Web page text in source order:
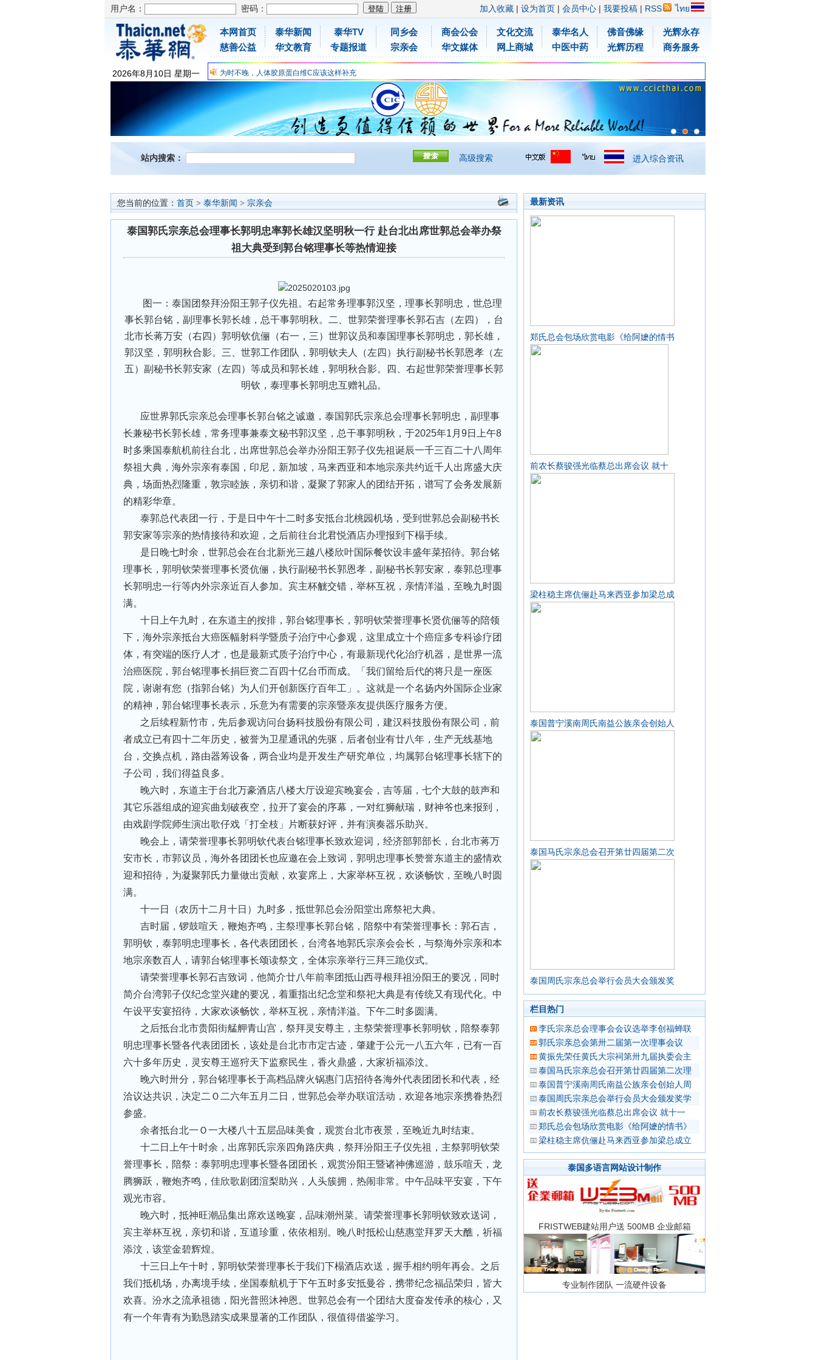
用户名： 密码： 加入收藏 | 设为首页 | 会员中心 | 我要投稿 | RSS ไทย
2026年8月 10日 星期一
本网首页
慈善公益
泰华新闻
华文教育
泰华TV
专题报道
同乡会
宗亲会
商会公会
华文媒体
文化交流
网上商城
泰华名人
中医中药
佛音佛缘
光辉历程
光辉永存
商务服务
为时不晚，人体胶原蛋白维C应该这样补充
关爱儿童健康，免费领取日本原装尤妮佳超立体儿童防飞沫口罩
抗击疫情：每天一瓶增强自身免疫力！
为时不晚，人体胶原蛋白维C应该这样补充
关爱儿童健康，免费领取日本原装尤妮佳超立体儿童防飞沫口罩
抗击疫情：每天一瓶增强自身免疫力！
站内搜索： 高级搜索 进入综合资讯
您当前的位置： 首页 > 泰华新闻 > 宗亲会
泰国郭氏宗亲总会理事长郭明忠率郭长雄汉坚明秋一行 赴台北出席世郭总会举办祭
祖大典受到郭台铭理事长等热情迎接
图一：泰国团祭拜汾阳王郭子仪先祖。右起常务理事郭汉坚，理事长郭明忠，世总理
事长郭台铭，副理事长郭长雄，总干事郭明秋。二、世郭荣誉理事长郭石吉（左四），台
北市长蒋万安（右四）郭明钦伉俪（右一，三）世郭议员和泰国理事长郭明忠，郭长雄，
郭汉坚，郭明秋合影。三、世郭工作团队，郭明钦夫人（左四）执行副秘书长郭恩孝（左
五）副秘书长郭安家（左四）等成员和郭长雄，郭明秋合影。四、右起世郭荣誉理事长郭
明钦，泰理事长郭明忠互赠礼品。
应世界郭氏宗亲总会理事长郭台铭之诚邀，泰国郭氏宗亲总会理事长郭明忠，副理事
长兼秘书长郭长雄，常务理事兼泰文秘书郭汉坚，总干事郭明秋，于2025年1月9日上午8
时多乘国泰航机前往台北，出席世郭总会举办汾阳王郭子仪先祖诞辰一千三百二十八周年
祭祖大典，海外宗亲有泰国，印尼，新加坡，马来西亚和本地宗亲共约近千人出席盛大庆
典，场面热烈隆重，敦宗睦族，亲切和谐，凝聚了郭家人的团结开拓，谱写了会务发展新
的精彩华章。
泰郭总代表团一行，于是日中午十二时多安抵台北桃园机场，受到世郭总会副秘书长
郭安家等宗亲的热情接待和欢迎，之后前往台北君悦酒店办理报到下榻手续。
是日晚七时余，世郭总会在台北新光三越八楼欣叶国际餐饮设丰盛年菜招待。郭台铭
理事长，郭明钦荣誉理事长贤伉俪，执行副秘书长郭恩孝，副秘书长郭安家，泰郭总理事
长郭明忠一行等内外宗亲近百人参加。宾主杯觥交错，举杯互祝，亲情洋溢，至晚九时圆
满。
十日上午九时，在东道主的按排，郭台铭理事长，郭明钦荣誉理事长贤伉俪等的陪领
下，海外宗亲抵台大癌医幅射科学暨质子治疗中心参观，这里成立十个癌症多专科诊疗团
体，有突端的医疗人才，也是最新式质子治疗中心，有最新现代化治疗机器，是世界一流
治癌医院，郭台铭理事长捐巨资二百四十亿台币而成。「我们留给后代的将只是一座医
院，谢谢有您（指郭台铭）为人们开创新医疗百年工」。这就是一个名扬内外国际企业家
的精神，郭台铭理事长表示，乐意为有需要的宗亲暨亲友提供医疗服务方便。
之后续程新竹市，先后参观访问台扬科技股份有限公司，建汉科技股份有限公司，前
者成立已有四十二年历史，被誉为卫星通讯的先驱，后者创业有廿八年，生产无线基地
台，交换点机，路由器筹设备，两合业均是开发生产研究单位，均属郭台铭理事长辖下的
子公司，我们得益良多。
晚六时，东道主于台北万豪酒店八楼大厅设迎宾晚宴会，吉等届，七个大鼓的鼓声和
其它乐器组成的迎宾曲划破夜空，拉开了宴会的序幕，一对红狮献瑞，财神爷也来报到，
由戏剧学院师生演出歌仔戏「打全枝」片断获好评，并有演奏器乐助兴。
晚会上，请荣誉理事长郭明钦代表台铭理事长致欢迎词，经济部郭部长，台北市蒋万
安市长，市郭议员，海外各团团长也应邀在会上致词，郭明忠理事长赞誉东道主的盛情欢
迎和招待，为凝聚郭氏力量做出贡献，欢宴席上，大家举杯互祝，欢谈畅饮，至晚八时圆
满。
十一日（农历十二月十日）九时多，抵世郭总会汾阳堂出席祭祀大典。
吉时届，锣鼓喧天，鞭炮齐鸣，主祭理事长郭台铭，陪祭中有荣誉理事长：郭石吉，
郭明钦，泰郭明忠理事长，各代表团团长，台湾各地郭氏宗亲会会长，与祭海外宗亲和本
地宗亲数百人，请郭台铭理事长颂读祭文，全体宗亲举行三拜三跪仪式。
请荣誉理事长郭石吉致词，他简介廿八年前率团抵山西寻根拜祖汾阳王的要况，同时
简介台湾郭子仪纪念堂兴建的要况，着重指出纪念堂和祭祀大典是有传统又有现代化。中
午设平安宴招待，大家欢谈畅饮，举杯互祝，亲情洋溢。下午二时多圆满。
之后抵台北市贵阳街艋舺青山宫，祭拜灵安尊主，主祭荣誉理事长郭明钦，陪祭泰郭
明忠理事长暨各代表团团长，该处是台北市市定古迹，肇建于公元一八五六年，已有一百
六十多年历史，灵安尊王巡狩天下监察民生，香火鼎盛，大家祈福添汶。
晚六时卅分，郭台铭理事长于高档品牌火锅惠门店招待各海外代表团团长和代表，经
洽议达共识，决定二Ｏ二六年五月二日，世郭总会举办联谊活动，欢迎各地宗亲携眷热烈
参盛。
余者抵台北一Ｏ一大楼八十五层品味美食，观赏台北市夜景，至晚近九时结束。
十二日上午十时余，出席郭氏宗亲四角路庆典，祭拜汾阳王子仪先祖，主祭郭明钦荣
誉理事长，陪祭：泰郭明忠理事长暨各团团长，观赏汾阳王暨诸神佛巡游，鼓乐喧天，龙
腾狮跃，鞭炮齐鸣，佳欣歌剧团渲梨助兴，人头簇拥，热闹非常。中午品味平安宴，下午
观光市容。
晚六时，抵神旺潮品集出席欢送晚宴，品味潮州菜。请荣誉理事长郭明钦致欢送词，
宾主举杯互祝，亲切和谐，互道珍重，依依相别。晚八时抵松山慈惠堂拜罗天大醮，祈福
添汶，该堂金碧辉煌。
十三日上午十时，郭明钦荣誉理事长于我们下榻酒店欢送，握手相约明年再会。之后
我们抵机场，办离境手续，坐国泰航机于下午五时多安抵曼谷，携带纪念福品荣归，皆大
欢喜。汾水之流承祖德，阳光普照沐神恩。世郭总会有一个团结大度奋发传承的核心，又
有一个年青有为勤恳踏实成果显著的工作团队，很值得借鉴学习。
最新资讯
郑氏总会包场欣赏电影《给阿嬷的情书
前农长蔡骏强光临蔡总出席会议 就十
梁柱稳主席伉俪赴马来西亚参加梁总成
泰国普宁溪南周氏南益公族亲会创始人
泰国马氏宗亲总会召开第廿四届第二次
泰国周氏宗亲总会举行会员大会颁发奖
栏目热门
李氏宗亲总会理事会会议选举李创福蝉联
郭氏宗亲总会第卅二届第一次理事会议
黄振先荣任黄氏大宗祠第卅九届执委会主
泰国马氏宗亲总会召开第廿四届第二次理
泰国普宁溪南周氏南益公族亲会创始人周
泰国周氏宗亲总会举行会员大会颁发奖学
前农长蔡骏强光临蔡总出席会议 就十一
郑氏总会包场欣赏电影《给阿嬷的情书》
梁柱稳主席伉俪赴马来西亚参加梁总成立
泰国多语言网站设计制作
FRISTWEB建站用户送 500MB 企业邮箱
专业制作团队 一流硬件设备